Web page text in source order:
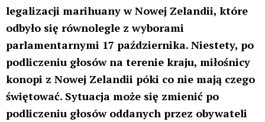
legalizacji marihuany w Nowej Zelandii, które
odbyło się równolegle z wyborami
parlamentarnymi 17 października. Niestety, po
podliczeniu głosów na terenie kraju, miłośnicy
konopi z Nowej Zelandii póki co nie mają czego
świętować. Sytuacja może się zmienić po
podliczeniu głosów oddanych przez obywateli